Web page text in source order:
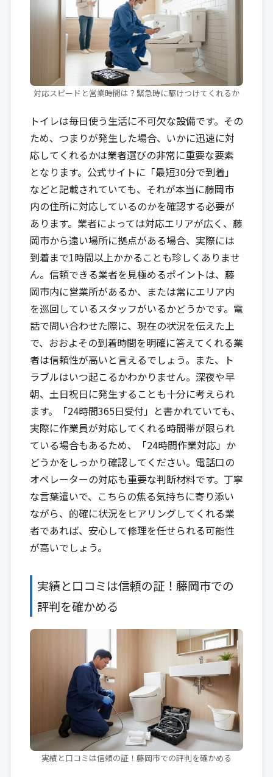
対応スピードと営業時間は？緊急時に駆けつけてくれるか
トイレは毎日使う生活に不可欠な設備です。その
ため、つまりが発生した場合、いかに迅速に対
応してくれるかは業者選びの非常に重要な要素
となります。公式サイトに「最短30分で到着」
などと記載されていても、それが本当に藤岡市
内の住所に対応しているのかを確認する必要が
あります。業者によっては対応エリアが広く、藤
岡市から遠い場所に拠点がある場合、実際には
到着まで1時間以上かかることも珍しくありませ
ん。信頼できる業者を見極めるポイントは、藤
岡市内に営業所があるか、または常にエリア内
を巡回しているスタッフがいるかどうかです。電
話で問い合わせた際に、現在の状況を伝えた上
で、おおよその到着時間を明確に答えてくれる業
者は信頼性が高いと言えるでしょう。また、ト
ラブルはいつ起こるかわかりません。深夜や早
朝、土日祝日に発生することも十分に考えられ
ます。「24時間365日受付」と書かれていても、
実際に作業員が対応してくれる時間帯が限られ
ている場合もあるため、「24時間作業対応」か
どうかをしっかり確認してください。電話口の
オペレーターの対応も重要な判断材料です。丁寧
な言葉遣いで、こちらの焦る気持ちに寄り添い
ながら、的確に状況をヒアリングしてくれる業
者であれば、安心して修理を任せられる可能性
が高いでしょう。
実績と口コミは信頼の証！藤岡市での
評判を確かめる
実績と口コミは信頼の証！藤岡市での評判を確かめる